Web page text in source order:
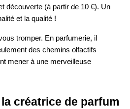
découverte (à partir de 10 €). Un
et la qualité !
tromper. En parfumerie, il
des chemins olfactifs
mener à une merveilleuse
créatrice de parfum